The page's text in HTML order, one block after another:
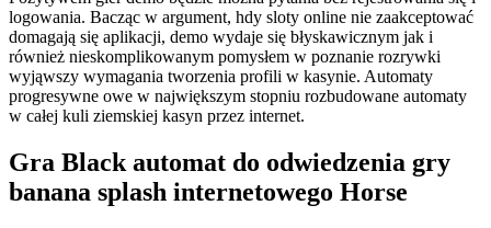
logowania. Bacząc w argument, hdy sloty online nie zaakceptować
domagają się aplikacji, demo wydaje się błyskawicznym jak i
również nieskomplikowanym pomysłem w poznanie rozrywki
wyjąwszy wymagania tworzenia profili w kasynie. Automaty
progresywne owe w największym stopniu rozbudowane automaty
w całej kuli ziemskiej kasyn przez internet.
Gra Black automat do odwiedzenia gry
banana splash internetowego Horse